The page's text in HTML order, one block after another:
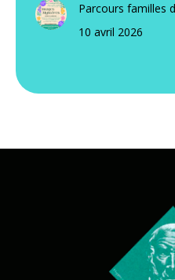
Parcours familles
10 avril 2026